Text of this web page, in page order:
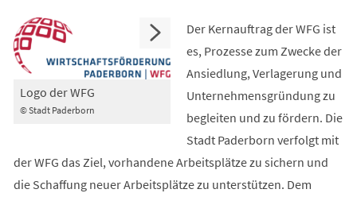
© Stadt Paderborn
Logo der WFG
Der Kernauftrag der WFG ist
es, Prozesse zum Zwecke der
Ansiedlung, Verlagerung und
Unternehmensgründung zu
begleiten und zu fördern. Die
Stadt Paderborn verfolgt mit
der WFG das Ziel, vorhandene Arbeitsplätze zu sichern und
die Schaffung neuer Arbeitsplätze zu unterstützen. Dem